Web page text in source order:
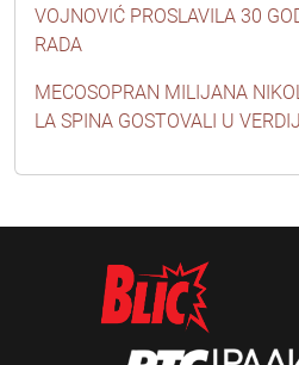
VOJNOVIĆ PROSLAVILA 30
RADA
MECOSOPRAN MILIJANA
LA SPINA GOSTOVALI U